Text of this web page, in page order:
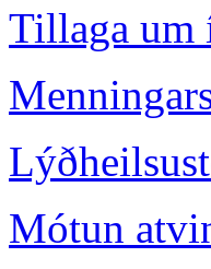
Tillaga um
Mótun